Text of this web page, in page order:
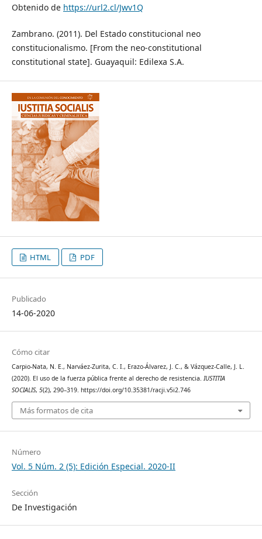
Obtenido de https://url2.cl/Jwv1Q
Zambrano. (2011). Del Estado constitucional neo
constitucionalismo. [From the neo-constitutional
constitutional state]. Guayaquil: Edilexa S.A.
HTML PDF
Publicado
14-06-2020
Cómo citar
Carpio-Nata, N. E., Narváez-Zurita, C. I., Erazo-Álvarez, J. C., & Vázquez-Calle, J. L.
(2020). El uso de la fuerza pública frente al derecho de resistencia. IUSTITIA
SOCIALIS, 5(2), 290–319. https://doi.org/10.35381/racji.v5i2.746
Más formatos de cita
Número
Vol. 5 Núm. 2 (5): Edición Especial. 2020-II
Sección
De Investigación